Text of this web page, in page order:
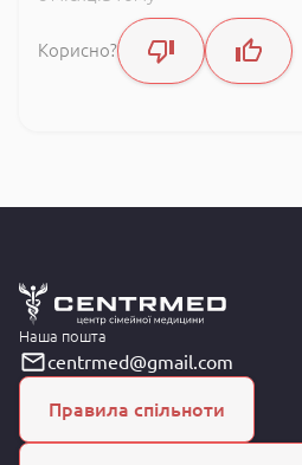
Корисно?
Наша пошта
centrmed@gmail.com
Правила спільноти